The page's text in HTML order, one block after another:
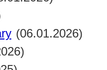
(06.01.2026)